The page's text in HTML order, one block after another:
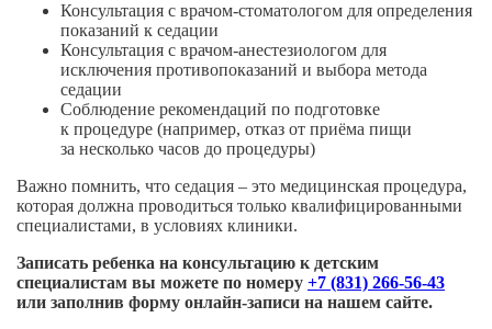
Консультация с врачом-стоматологом для определения
показаний к седации
Консультация с врачом-анестезиологом для
исключения противопоказаний и выбора метода
седации
Соблюдение рекомендаций по подготовке
к процедуре (например, отказ от приёма пищи
за несколько часов до процедуры)
Важно помнить, что седация – это медицинская процедура,
которая должна проводиться только квалифицированными
специалистами, в условиях клиники.
Записать ребенка на консультацию к детским
специалистам вы можете по номеру +7 (831) 266-56-43
или заполнив форму онлайн-записи на нашем сайте.